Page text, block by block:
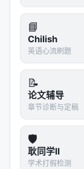
你通过 API 调
它看不见你
的键盘。它
的"行动"被限
你"协作"，它
号吐出来。
这就是"缸中
是一个大脑泡
号。AI Agent
度的）理解
📘
Chilish
英语心流刷题
📝
论文辅导
章节诊断与定稿
🛡️
耿同学II
学术打假检测